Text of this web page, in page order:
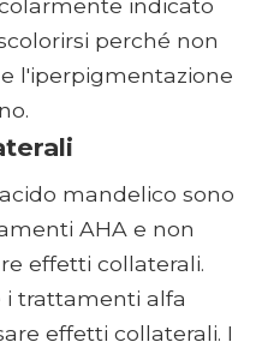
indicato
perché non
l'iperpigmentazione
mandelico sono
AHA e non
effetti collaterali.
trattamenti alfa
effetti collaterali. I